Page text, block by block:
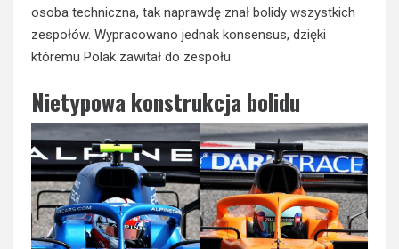
osoba techniczna, tak naprawdę znał bolidy wszystkich
zespołów. Wypracowano jednak konsensus, dzięki
któremu Polak zawitał do zespołu.
Nietypowa konstrukcja bolidu